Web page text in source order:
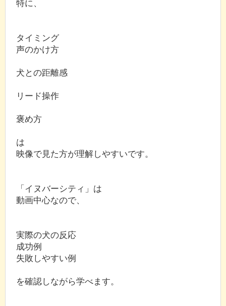
特に、
タイミング
声のかけ方
犬との距離感
リード操作
褒め方
は
映像で見た方が理解しやすいです。
「イヌバーシティ」は
動画中心なので、
実際の犬の反応
成功例
失敗しやすい例
を確認しながら学べます。